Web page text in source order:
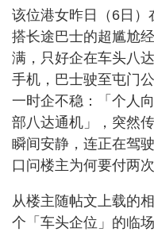
该位港女昨日（6日）
搭长途巴士的超尴尬
满，只好企在车头八
手机，巴士驶至屯门
一时企不稳：「个人
部八达通机」，突然
瞬间安静，连正在驾
口问楼主为何要付两次
从楼主随帖文上载的
个「车头企位」的临